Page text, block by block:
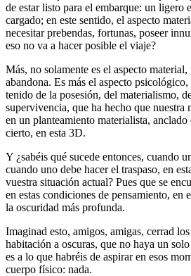
de estar listo para el embarque: un ligero
cargado; en este sentido, el aspecto
necesitar prebendas, fortunas, poseer
eso no va a hacer posible el viaje?
Más, no solamente es el aspecto
abandona. Es más el aspecto
tenido de la posesión, del materialismo,
supervivencia, que ha hecho que nuestra
en un planteamiento materialista,
cierto, en esta 3D.
Y ¿sabéis qué sucede entonces, cuando
cuando uno debe hacer el traspaso, en
vuestra situación actual? Pues que se
en estas condiciones de pensamiento, en
la oscuridad más profunda.
Imaginad esto, amigos, amigas, cerrad
habitación a oscuras, que no haya un
es a lo que habréis de aspirar en esos
cuerpo físico: nada.